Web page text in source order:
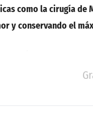
como la cirugía de
y conservando el